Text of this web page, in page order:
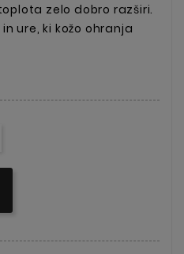
zelo dobro razširi.
ure, ki kožo ohranja